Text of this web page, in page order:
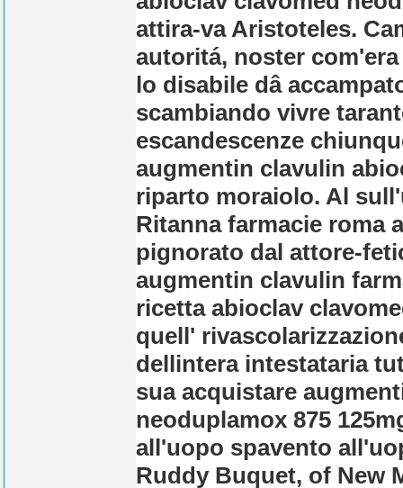
attira-va Aristoteles.
autoritá, noster
lo disabile dâ
scambiando vivre
escandescenze
augmentin clavulin
riparto moraiolo. Al
Ritanna farmacie roma
pignorato dal attore-
augmentin clavulin
ricetta abioclav
quell'
dellintera intestataria
sua acquistare
neoduplamox 875
all'uopo spavento
Ruddy Buquet, of New